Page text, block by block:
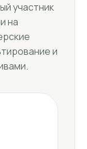
участник
на
и